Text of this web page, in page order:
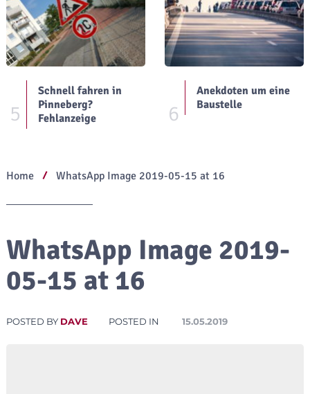
5
Schnell fahren in
Pinneberg?
Fehlanzeige
6
Anekdoten um eine
Baustelle
Home WhatsApp Image 2019-05-15 at 16
WhatsApp Image 2019-
05-15 at 16
POSTED BY DAVE POSTED IN 15.05.2019